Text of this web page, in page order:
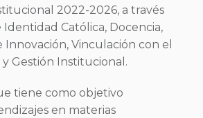
2022-2026, a través
Identidad Católica, Docencia,
Innovación, Vinculación con el
y Gestión Institucional.
tiene como objetivo
en materias